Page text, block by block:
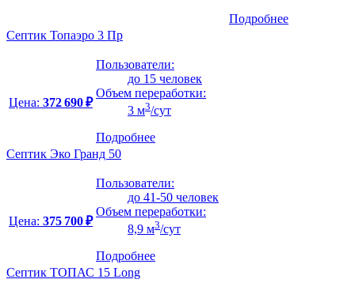
Подробнее
Септик Топаэро 3 Пр
Цена: 372 690 ₽
Пользователи:
до 15 человек
Объем переработки:
3 м3/сут
Подробнее
Септик Эко Гранд 50
Цена: 375 700 ₽
Пользователи:
до 41-50 человек
Объем переработки:
8,9 м3/сут
Подробнее
Септик ТОПАС 15 Long